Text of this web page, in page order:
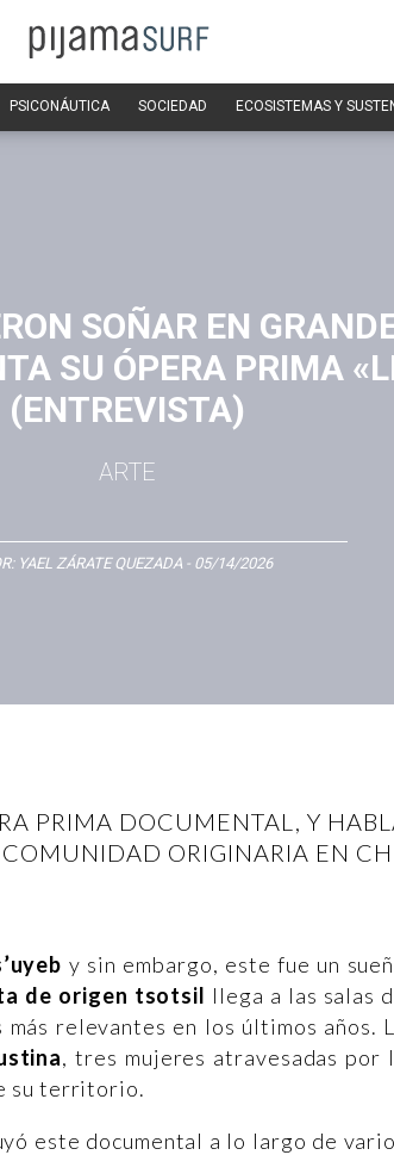
PSICONÁUTICA SOCIEDAD ECOSISTEMAS Y
SOÑAR EN
SU ÓPERA PRIMA
(ENTREVISTA)
ARTE
YAEL ZÁRATE QUEZADA - 05/14/2026
PRIMA DOCUMENTAL, Y
ORIGINARIA EN
y sin embargo, este fue un
de origen tsotsil llega a las salas
relevantes en los últimos años.
, tres mujeres atravesadas por
su territorio.
este documental a lo largo de